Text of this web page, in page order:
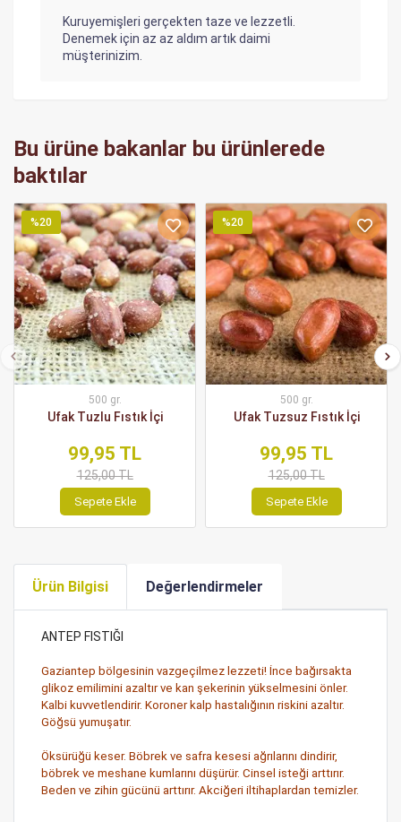
Kuruyemişleri gerçekten taze ve lezzetli.
Denemek için az az aldım artık daimi
müşterinizim.
Bu ürüne bakanlar bu ürünlerede
baktılar
%20
500 gr.
Ufak Tuzlu Fıstık İçi
99,95 TL
125,00 TL
Sepete Ekle
%20
500 gr.
Ufak Tuzsuz Fıstık İçi
99,95 TL
125,00 TL
Sepete Ekle
Ürün Bilgisi Değerlendirmeler
ANTEP FISTIĞI
Gaziantep bölgesinin vazgeçilmez lezzeti! İnce bağırsakta
glikoz emilimini azaltır ve kan şekerinin yükselmesini önler.
Kalbi kuvvetlendirir. Koroner kalp hastalığının riskini azaltır.
Göğsü yumuşatır.
Öksürüğü keser. Böbrek ve safra kesesi ağrılarını dindirir,
böbrek ve meshane kumlarını düşürür. Cinsel isteği arttırır.
Beden ve zihin gücünü arttırır. Akciğeri iltihaplardan temizler.